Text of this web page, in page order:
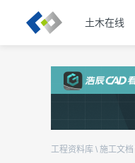
土木在线
工程资料库 \ 施工文档